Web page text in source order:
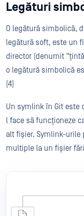
Legături
O legătură simbolică,
legătură soft, este un
director (denumit
o legătură simbolică
[4]
Un symlink în Git este
l face să funcționeze
alt fișier. Symlink-urile
multiple la un fișier